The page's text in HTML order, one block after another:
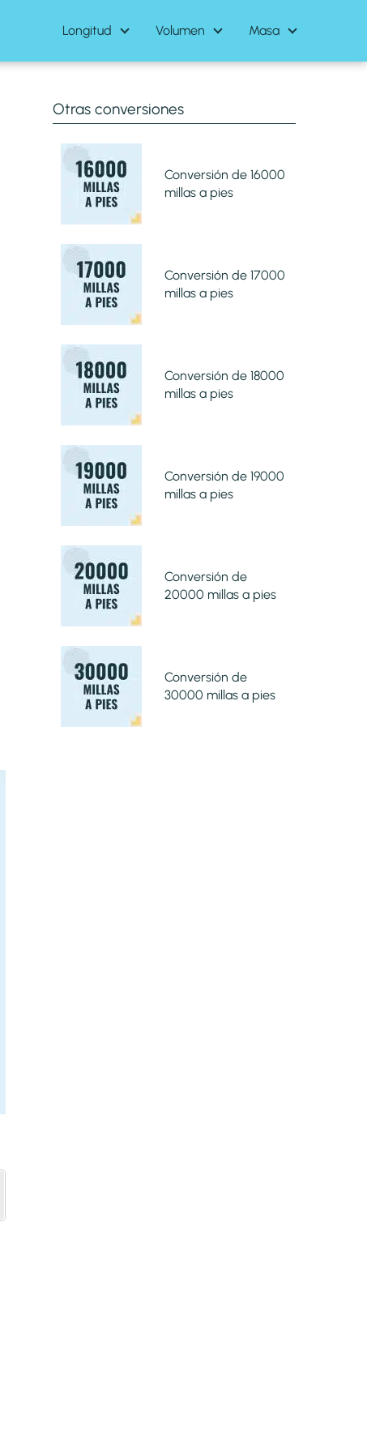
Longitud Volumen Masa
Otras conversiones
Conversión de 16000
millas a pies
Conversión de 17000
millas a pies
Conversión de 18000
millas a pies
Conversión de 19000
millas a pies
Conversión de
20000 millas a pies
Conversión de
30000 millas a pies